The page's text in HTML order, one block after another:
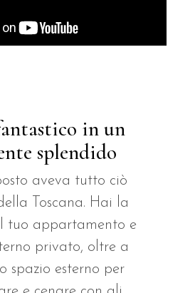
in un
splendido
aveva tutto ciò
Toscana. Hai la
tuo appartamento e
privato, oltre a
spazio esterno per